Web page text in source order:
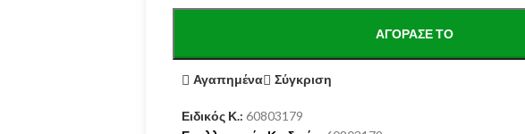
ΑΓΌΡΑΣΕ ΤΟ
Αγαπημένα Σύγκριση
Ειδικός Κ.: 60803179